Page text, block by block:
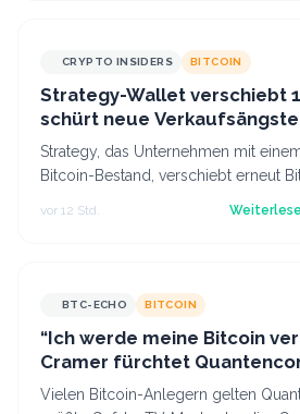
CRYPTO INSIDERS BITCOIN
Strategy-Wallet verschiebt
schürt neue Verkaufsängste
Strategy, das Unternehmen mit
Bitcoin-Bestand, verschiebt erneut
vor 12 Std.
BTC-ECHO BITCOIN
“Ich werde meine Bitcoin
Cramer fürchtet
Vielen Bitcoin-Anlegern gelten